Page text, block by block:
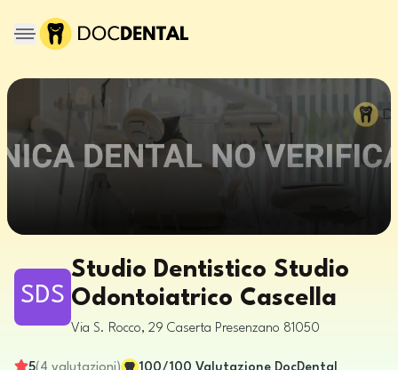
SDS
Studio Dentistico Studio
Odontoiatrico Cascella
Via S. Rocco, 29 Caserta Presenzano 81050
5( 4 valutazioni) 100/100 Valutazione DocDental